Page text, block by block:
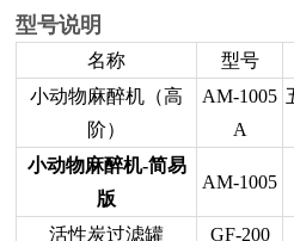
型号说明
名称 型号
小动物麻醉机（高
阶）
AM-1005
A
小动物麻醉机-简易
版
AM-1005
活性炭过滤罐 GF-200